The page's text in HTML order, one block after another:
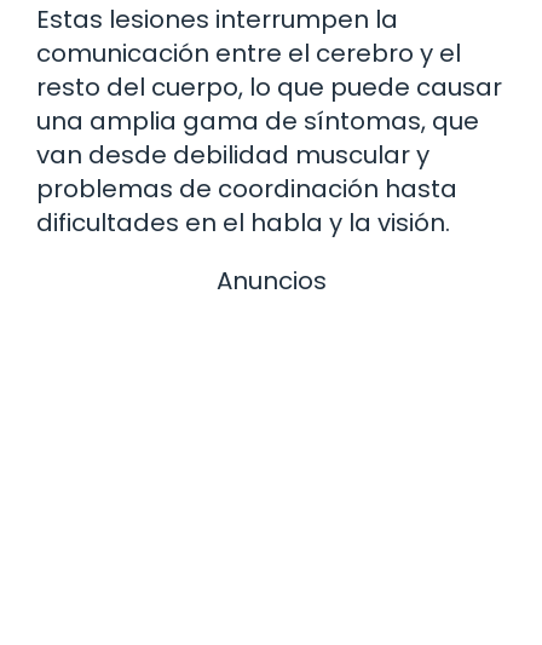
Estas lesiones interrumpen la
comunicación entre el cerebro y el
resto del cuerpo, lo que puede causar
una amplia gama de síntomas, que
van desde debilidad muscular y
problemas de coordinación hasta
dificultades en el habla y la visión.
Anuncios